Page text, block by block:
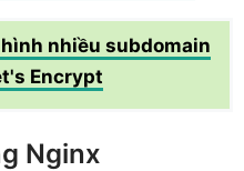
nhiều subdomain
Encrypt
Nginx